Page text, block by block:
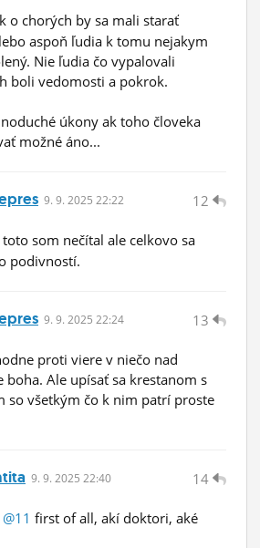
o chorých by sa mali starať
aspoň ľudia k tomu nejakym
Nie ľudia čo vypalovali
boli vedomosti a pokrok.
úkony ak toho človeka
možné áno...
12
9. 9. 2025 22:22
som nečítal ale celkovo sa
podivností.
13
9. 9. 2025 22:24
proti viere v niečo nad
Ale upísať sa krestanom s
so všetkým čo k nim patrí proste
14
9. 9. 2025 22:40
@11 first of all, akí doktori, aké